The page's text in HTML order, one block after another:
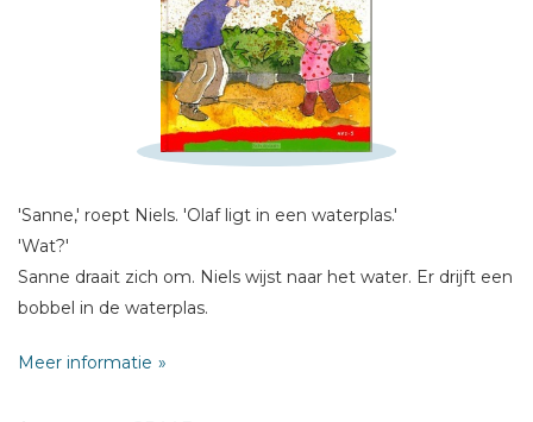
'Sanne,' roept Niels. 'Olaf ligt in een waterplas.'
'Wat?'
Sanne draait zich om. Niels wijst naar het water. Er drijft een
bobbel in de waterplas.
Meer informatie